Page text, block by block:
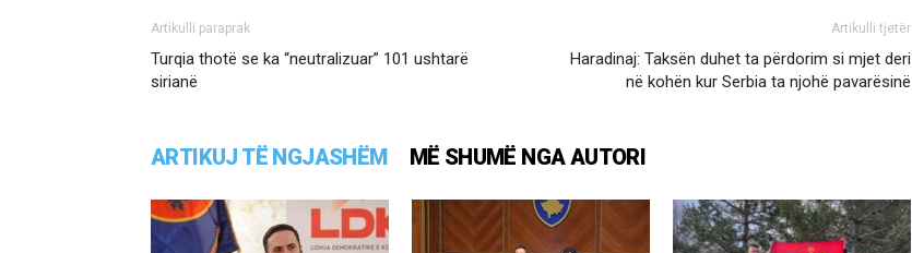
Artikulli paraprak
Turqia thotë se ka “neutralizuar” 101 ushtarë
sirianë
Artikulli tjetër
Haradinaj: Taksën duhet ta përdorim si mjet deri
në kohën kur Serbia ta njohë pavarësinë
ARTIKUJ TË NGJASHËM MË SHUMË NGA AUTORI